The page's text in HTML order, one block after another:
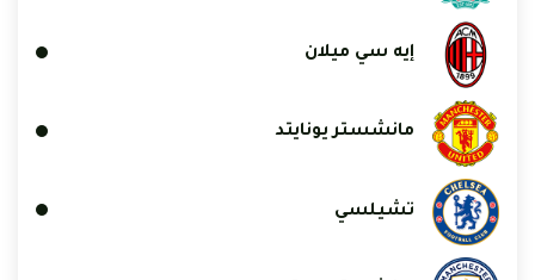
إيه سي ميلان
مانشستر يونايتد
تشيلسي